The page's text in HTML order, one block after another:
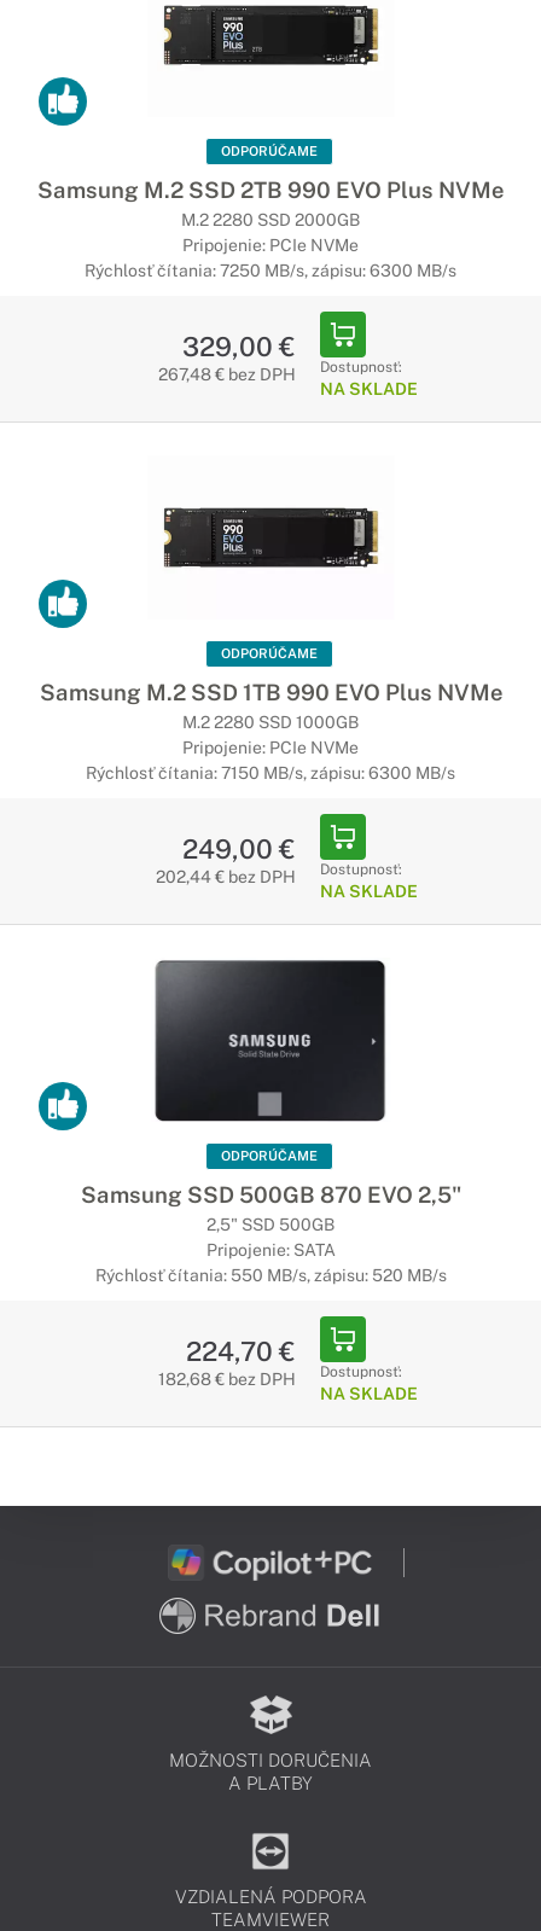
Využite rýchlejší prístup k vašim dátam
Disk s rýchlym zápisom a čítaním, s veľkosťou 2,5" disku
(HDD), pre záznam využíva statické pamäte, vďaka čomu
bude Vaše zariadenia fungovať rýchlejšie a zvládne aj
Externé disky SSD
To najrýchlejšie uchovanie Vašich dát
prenosný SSD disk je pre vás ideálnym riešením.
ODPORÚČAME
Samsung M.2 SSD 2TB 990 EVO Plus NVMe
M.2 2280 SSD 2000GB
Pripojenie: PCIe NVMe
Rýchlosť čítania: 7250 MB/s, zápisu: 6300 MB/s
329,00 €
267,48 € bez DPH Dostupnosť:
NA SKLADE
ODPORÚČAME
Samsung M.2 SSD 1TB 990 EVO Plus NVMe
M.2 2280 SSD 1000GB
Pripojenie: PCIe NVMe
Rýchlosť čítania: 7150 MB/s, zápisu: 6300 MB/s
249,00 €
202,44 € bez DPH Dostupnosť:
NA SKLADE
ODPORÚČAME
Samsung SSD 500GB 870 EVO 2,5"
2,5" SSD 500GB
Pripojenie: SATA
Rýchlosť čítania: 550 MB/s, zápisu: 520 MB/s
224,70 €
182,68 € bez DPH Dostupnosť:
NA SKLADE
MOŽNOSTI DORUČENIA
A PLATBY
VZDIALENÁ PODPORA
TEAMVIEWER